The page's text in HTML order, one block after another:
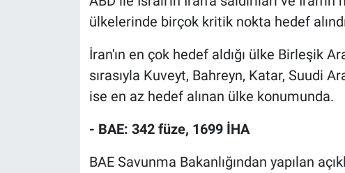
ülkelerinde birçok kritik nokta hedef
İran'ın en çok hedef aldığı ülke Birleşik
sırasıyla Kuveyt, Bahreyn, Katar, Suudi
ise en az hedef alınan ülke konumunda.
- BAE: 342 füze, 1699 İHA
BAE Savunma Bakanlığından yapılan